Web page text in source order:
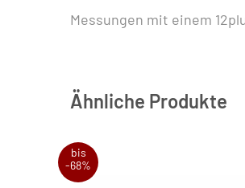
Messungen mit einem
Ähnliche Produkte
bis
-68%